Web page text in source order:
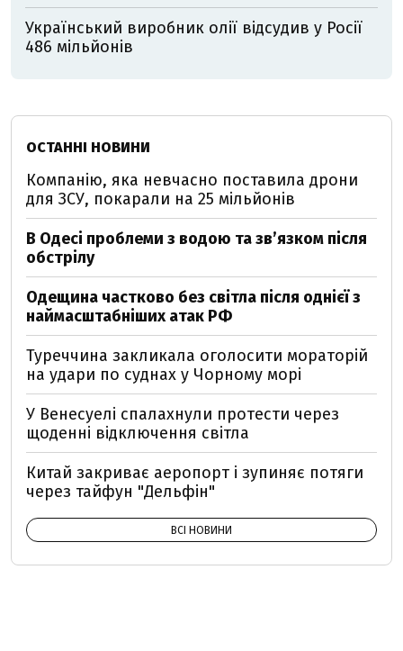
Український виробник олії відсудив у Росії
486 мільйонів
ОСТАННІ НОВИНИ
Компанію, яка невчасно поставила дрони
для ЗСУ, покарали на 25 мільйонів
В Одесі проблеми з водою та звʼязком після
обстрілу
Одещина частково без світла після однієї з
наймасштабніших атак РФ
Туреччина закликала оголосити мораторій
на удари по суднах у Чорному морі
У Венесуелі спалахнули протести через
щоденні відключення світла
Китай закриває аеропорт і зупиняє потяги
через тайфун "Дельфін"
ВСІ НОВИНИ